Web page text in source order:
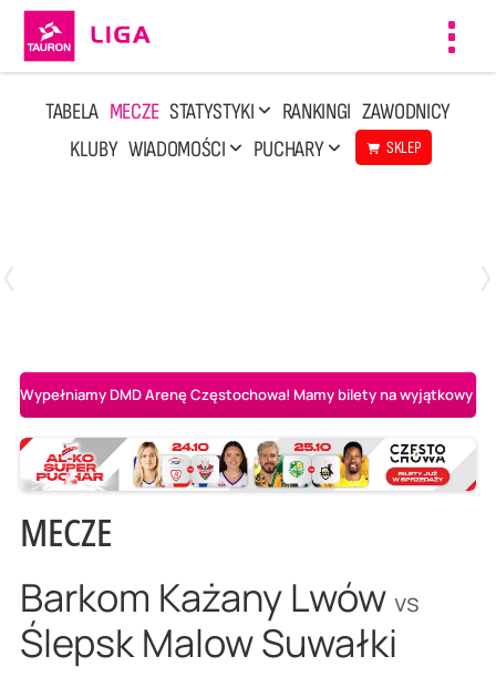
TABELA MECZE STATYSTYKI RANKINGI ZAWODNICY
KLUBY WIADOMOŚCI PUCHARY SKLEP
Wypełniamy DMD Arenę Częstochowa! Mamy bilety na wyjątkowy
MECZE
Barkom Każany Lwów vs
Ślepsk Malow Suwałki